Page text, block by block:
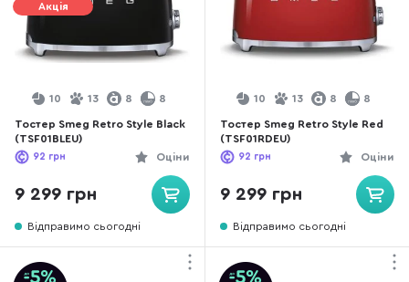
Акція
10 13 8 8
Тостер Smeg Retro Style Black
(TSF01BLEU)
Оціни
92 грн
9 299 грн
Відправимо сьогодні
10 13 8 8
Тостер Smeg Retro Style Red
(TSF01RDEU)
Оціни
92 грн
9 299 грн
Відправимо сьогодні